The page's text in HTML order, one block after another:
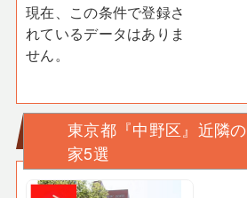
現在、この条件で登録さ
れているデータはありま
せん。
東京都『中野区』近隣
家5選